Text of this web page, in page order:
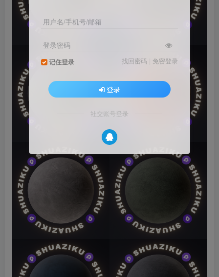
用户名/手机号/邮箱
登录密码
记住登录 找回密码 | 免密登录
登录
社交账号登录